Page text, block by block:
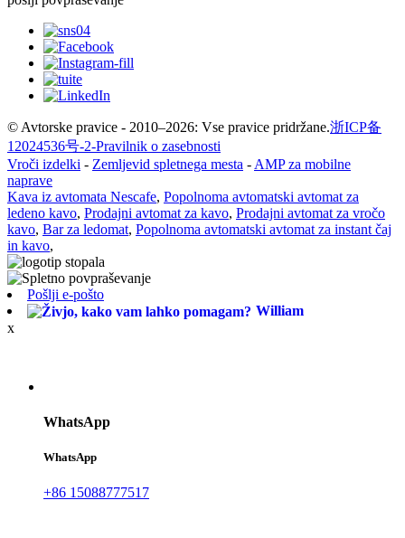
© Avtorske pravice - 2010–2026: Vse pravice pridržane.浙ICP备
12024536号-2-Pravilnik o zasebnosti
Vroči izdelki - Zemljevid spletnega mesta - AMP za mobilne
naprave
Kava iz avtomata Nescafe, Popolnoma avtomatski avtomat za
ledeno kavo, Prodajni avtomat za kavo, Prodajni avtomat za vročo
kavo, Bar za ledomat, Popolnoma avtomatski avtomat za instant čaj
in kavo,
Pošlji e-pošto
William
x
WhatsApp
WhatsApp
+86 15088777517